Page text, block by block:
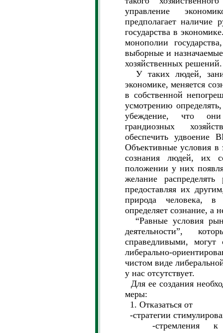
управление
предполагает наличие
государства в
монополии
выборные и
хозяйственных решений.
У таких людей,
экономике, меняется
в собственной
усмотрению
убеждение, что
грандиозных
обеспечить
Объективные условия
сознания людей, их
положении у них
желание
предоставляя их
природа человека, в
определяет сознание, а
“Равные условия
деятельности”,
справедливыми, могут
либерально-
чистом виде
у нас отсутствует.
Для ее создания
меры:
1. Отказаться от
-стратегии
-стремления к